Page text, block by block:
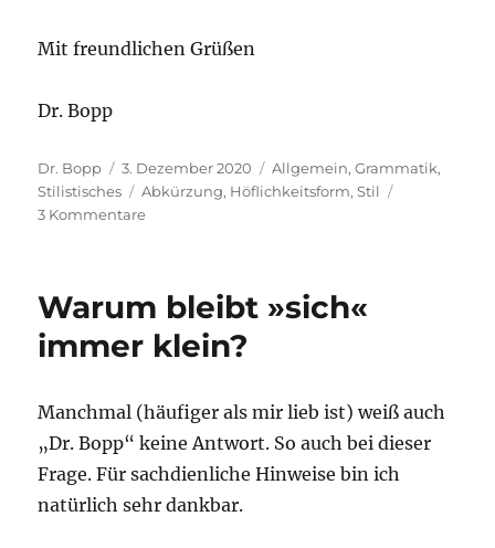
Mit freundlichen Grüßen
Dr. Bopp
Autor
Dr. Bopp
Veröffentlicht
am
3. Dezember 2020 Kategorien
Allgemein,Grammatik,
Stilistisches
Schlagwörter
Abkürzung, Höflichkeitsform,Stil
3 Kommentarezu
„Siehe“
höfliche
Warum bleibt »sich«
immer klein?
Manchmal (häufiger als mir lieb ist) weiß auch
„Dr. Bopp“ keine Antwort. So auch bei dieser
Frage. Für sachdienliche Hinweise bin ich
natürlich sehr dankbar.